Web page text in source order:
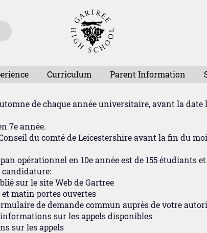
Curriculum Parent Information
de chaque année universitaire, avant la
7e année.
du comté de Leicestershire avant la fin du
opérationnel en 10e année est de 155 étudiants et
candidature:
sur le site Web de Gartree
matin portes ouvertes
de demande commun auprès de votre
sur les appels disponibles
sur les appels